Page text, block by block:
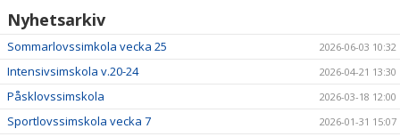
Nyhetsarkiv
Sommarlovssimkola vecka 25 2026-06-03 10:32
Intensivsimskola v.20-24 2026-04-21 13:30
Påsklovssimskola 2026-03-18 12:00
Sportlovssimskola vecka 7 2026-01-31 15:07